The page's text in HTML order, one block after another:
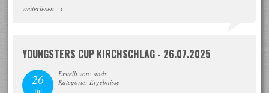
weiterlesen →
YOUNGSTERS CUP KIRCHSCHLAG - 26.07.2025
26
Jul
Erstellt von: andy
Kategorie: Ergebnisse